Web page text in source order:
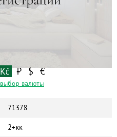
Kč ₽ $ €
выбор валюты
71378
2+кк